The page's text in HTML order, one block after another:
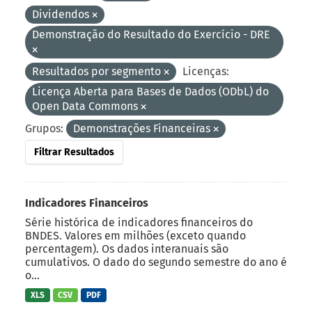
Dividendos
Demonstração do Resultado do Exercício - DRE
Resultados por segmento
Licenças:
Licença Aberta para Bases de Dados (ODbL) do
Open Data Commons
Grupos:
Demonstrações Financeiras
Filtrar Resultados
Indicadores Financeiros
Série histórica de indicadores financeiros do
BNDES. Valores em milhões (exceto quando
percentagem). Os dados interanuais são
cumulativos. O dado do segundo semestre do ano é
o...
XLS CSV PDF